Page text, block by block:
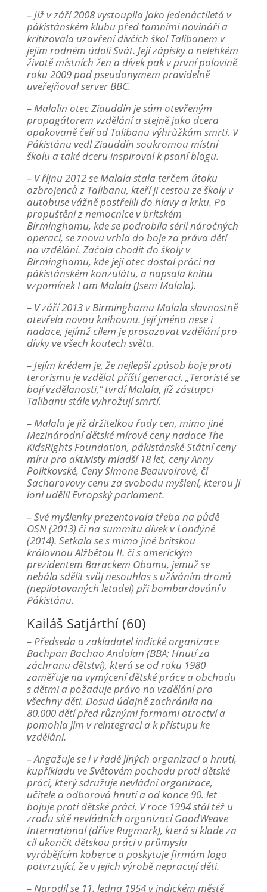
– Již v září 2008 vystoupila jako jedenáctiletá v
pákistánském klubu před tamními novináři a
kritizovala uzavření dívčích škol Talibanem v
jejím rodném údolí Svát. Její zápisky o nelehkém
životě místních žen a dívek pak v první polovině
roku 2009 pod pseudonymem pravidelně
uveřejňoval server BBC.
– Malalin otec Ziauddín je sám otevřeným
propagátorem vzdělání a stejně jako dcera
opakovaně čelí od Talibanu výhrůžkám smrti. V
Pákistánu vedl Ziauddín soukromou místní
školu a také dceru inspiroval k psaní blogu.
– V říjnu 2012 se Malala stala terčem útoku
ozbrojenců z Talibanu, kteří ji cestou ze školy v
autobuse vážně postřelili do hlavy a krku. Po
propuštění z nemocnice v britském
Birminghamu, kde se podrobila sérii náročných
operací, se znovu vrhla do boje za práva dětí
na vzdělání. Začala chodit do školy v
Birminghamu, kde její otec dostal práci na
pákistánském konzulátu, a napsala knihu
vzpomínek I am Malala (Jsem Malala).
– V září 2013 v Birminghamu Malala slavnostně
otevřela novou knihovnu. Její jméno nese i
nadace, jejímž cílem je prosazovat vzdělání pro
dívky ve všech koutech světa.
– Jejím krédem je, že nejlepší způsob boje proti
terorismu je vzdělat příští generaci. „Teroristé se
bojí vzdělanosti,“ tvrdí Malala, jíž zástupci
Talibanu stále vyhrožují smrtí.
– Malala je již držitelkou řady cen, mimo jiné
Mezinárodní dětské mírové ceny nadace The
KidsRights Foundation, pákistánské Státní ceny
míru pro aktivisty mladší 18 let, ceny Anny
Politkovské, Ceny Simone Beauvoirové, či
Sacharovovy cenu za svobodu myšlení, kterou ji
loni udělil Evropský parlament.
– Své myšlenky prezentovala třeba na půdě
OSN (2013) či na summitu dívek v Londýně
(2014). Setkala se s mimo jiné britskou
královnou Alžbětou II. či s americkým
prezidentem Barackem Obamu, jemuž se
nebála sdělit svůj nesouhlas s užíváním dronů
(nepilotovaných letadel) při bombardování v
Pákistánu.
Kailáš Satjárthí (60)
– Předseda a zakladatel indické organizace
Bachpan Bachao Andolan (BBA; Hnutí za
záchranu dětství), která se od roku 1980
zaměřuje na vymýcení dětské práce a obchodu
s dětmi a požaduje právo na vzdělání pro
všechny děti. Dosud údajně zachránila na
80.000 dětí před různými formami otroctví a
pomohla jim v reintegraci a k přístupu ke
vzdělání.
– Angažuje se i v řadě jiných organizací a hnutí,
kupříkladu ve Světovém pochodu proti dětské
práci, který sdružuje nevládní organizace,
učitele a odborová hnutí a od konce 90. let
bojuje proti dětské práci. V roce 1994 stál též u
zrodu sítě nevládních organizací GoodWeave
International (dříve Rugmark), která si klade za
cíl ukončit dětskou práci v průmyslu
vyrábějícím koberce a poskytuje firmám logo
potvrzující, že v jejich výrobě nepracují děti.
– Narodil se 11. ledna 1954 v indickém městě